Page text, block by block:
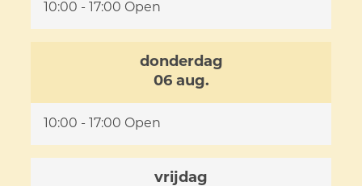
10:00 - 17:00 Open
donderdag
06 aug.
10:00 - 17:00 Open
vrijdag